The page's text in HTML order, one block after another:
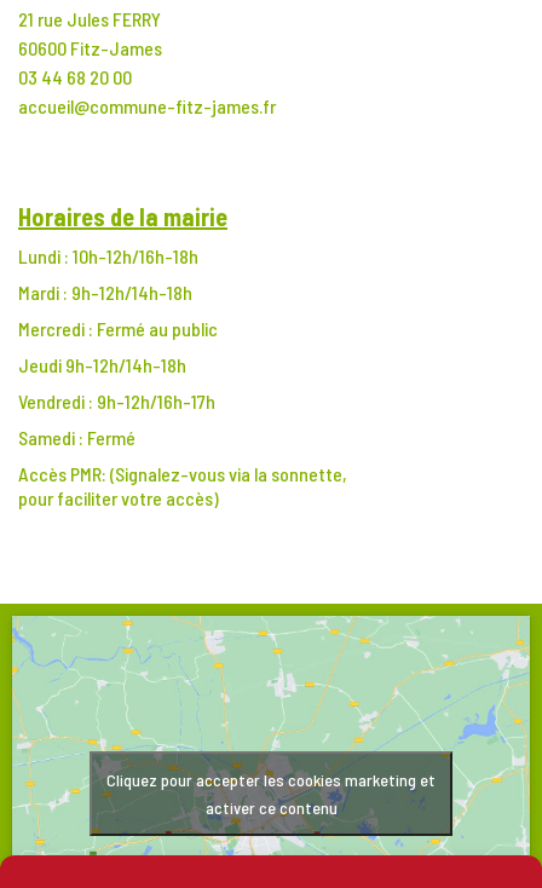
21 rue Jules FERRY
60600 Fitz-James
03 44 68 20 00
accueil@commune-fitz-james.fr
Horaires de la mairie
Lundi : 10h-12h/16h-18h
Mardi : 9h-12h/14h-18h
Mercredi : Fermé au public
Jeudi 9h-12h/14h-18h
Vendredi : 9h-12h/16h-17h
Samedi : Fermé
Accès PMR: (Signalez-vous via la sonnette,
pour faciliter votre accès)
Cliquez pour accepter les cookies marketing et
activer ce contenu